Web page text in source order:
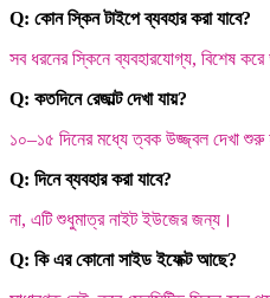
Q: কোন স্কিন টাইপে ব্যবহার করা যাবে?
সব ধরনের স্কিনে ব্যবহারযোগ্য, বিশেষ করে
Q: কতদিনে রেজাল্ট দেখা যায়?
১০–১৫ দিনের মধ্যে ত্বক উজ্জ্বল দেখা শুরু
Q: দিনে ব্যবহার করা যাবে?
না, এটি শুধুমাত্র নাইট ইউজের জন্য।
Q: কি এর কোনো সাইড ইফেক্ট আছে?